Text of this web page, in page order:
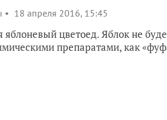
18 апреля 2016, 15:45
яблоневый цветоед. Яблок не
препаратами, как